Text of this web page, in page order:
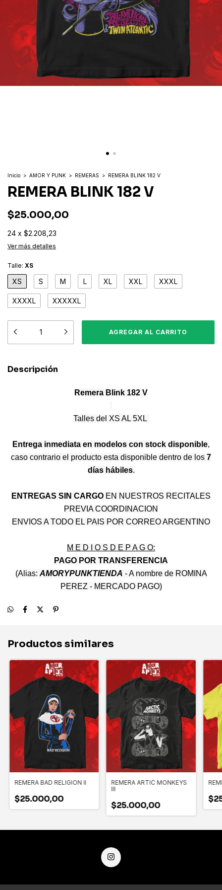
Inicio > AMOR Y PUNK > REMERAS > REMERA BLINK 182 V
REMERA BLINK 182 V
$25.000,00
24 x $2.208,23
Ver más detalles
Talle: XS
XS S M L XL XXL XXXL
XXXXL XXXXXL
Descripción
Remera Blink 182 V
Talles del XS AL 5XL
Entrega inmediata en modelos con stock disponible,
caso contrario el producto esta disponible dentro de los 7
días hábiles.
ENTREGAS SIN CARGO EN NUESTROS RECITALES
PREVIA COORDINACION
ENVIOS A TODO EL PAIS POR CORREO ARGENTINO
M E D I O S D E P A G O:
PAGO POR TRANSFERENCIA
(Alias: AMORYPUNKTIENDA - A nombre de ROMINA
PEREZ - MERCADO PAGO)
Productos similares
REMERA BAD RELIGION II
$25.000,00
REMERA ARTIC MONKEYS
III
$25.000,00